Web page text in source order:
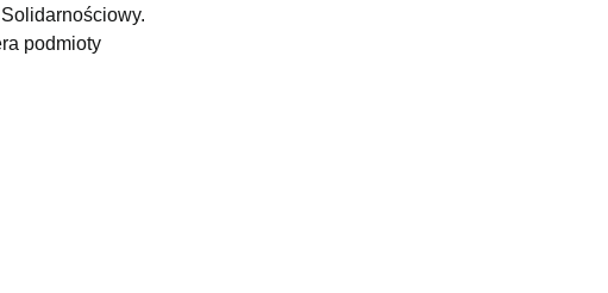
podmioty